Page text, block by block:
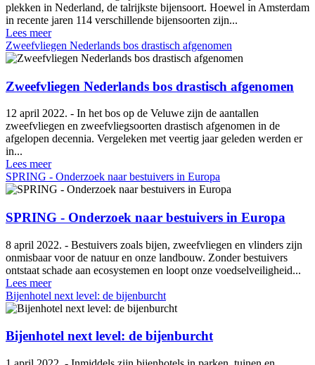
plekken in Nederland, de talrijkste bijensoort. Hoewel in Amsterdam
in recente jaren 114 verschillende bijensoorten zijn...
Lees meer
Zweefvliegen Nederlands bos drastisch afgenomen
Zweefvliegen Nederlands bos drastisch afgenomen
12 april 2022. - In het bos op de Veluwe zijn de aantallen
zweefvliegen en zweefvliegsoorten drastisch afgenomen in de
afgelopen decennia. Vergeleken met veertig jaar geleden werden er
in...
Lees meer
SPRING - Onderzoek naar bestuivers in Europa
SPRING - Onderzoek naar bestuivers in Europa
8 april 2022. - Bestuivers zoals bijen, zweefvliegen en vlinders zijn
onmisbaar voor de natuur en onze landbouw. Zonder bestuivers
ontstaat schade aan ecosystemen en loopt onze voedselveiligheid...
Lees meer
Bijenhotel next level: de bijenburcht
Bijenhotel next level: de bijenburcht